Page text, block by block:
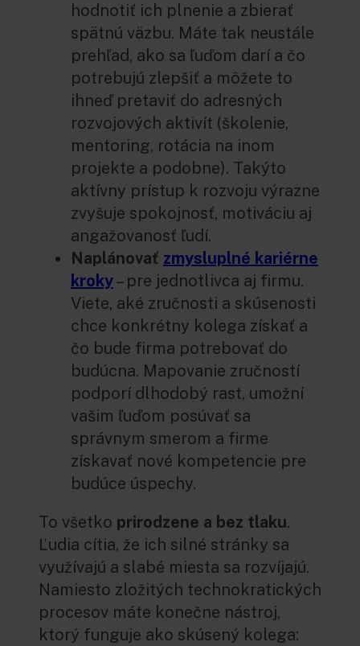
hodnotiť ich plnenie a zbierať
spätnú väzbu. Máte tak neustále
prehľad, ako sa ľuďom darí a čo
potrebujú zlepšiť a môžete to
ihneď pretaviť do adresných
rozvojových aktivít (školenie,
mentoring, rotácia na inom
projekte a podobne). Takýto
aktívny prístup k rozvoju výrazne
zvyšuje spokojnosť, motiváciu aj
angažovanosť ľudí.
Naplánovať zmysluplné kariérne
kroky– pre jednotlivca aj firmu.
Viete, aké zručnosti a skúsenosti
chce konkrétny kolega získať a
čo bude firma potrebovať do
budúcna. Mapovanie zručností
podporí dlhodobý rast, umožní
vašim ľuďom posúvať sa
správnym smerom a firme
získavať nové kompetencie pre
budúce úspechy.
To všetko prirodzene a bez tlaku.
Ľudia cítia, že ich silné stránky sa
využívajú a slabé miesta sa rozvíjajú.
Namiesto zložitých technokratických
procesov máte konečne nástroj,
ktorý funguje ako skúsený kolega: